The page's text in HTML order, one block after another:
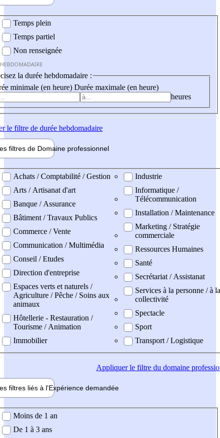
Temps plein
Temps partiel
Non renseignée
la durée hebdomadaire :
minimale (en heure) Durée maximale (en heure)
heures
le filtre de durée hebdomadaire
filtres de Domaine professionnel
professionel
Achats / Comptabilité / Gestion
Arts / Artisanat d'art
Banque / Assurance
Bâtiment / Travaux Publics
Commerce / Vente
Communication / Multimédia
Conseil / Etudes
Direction d'entreprise
Espaces verts et naturels /
Agriculture / Pêche / Soins aux
animaux
Hôtellerie - Restauration /
Tourisme / Animation
Immobilier
Industrie
Informatique /
Télécommunication
Installation / Maintenance
Marketing / Stratégie
commerciale
Ressources Humaines
Santé
Secrétariat / Assistanat
Services à la personne / à la
collectivité
Spectacle
Sport
Transport / Logistique
Appliquerle filtre du domaine
filtres liés à l'Expérience demandée
demandée
Moins de 1 an
De 1 à 3 ans